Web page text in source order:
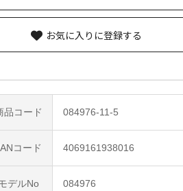
品コード 084976-11-5
コード 4069161938016
デルNo 084976
お気に入りに登録する